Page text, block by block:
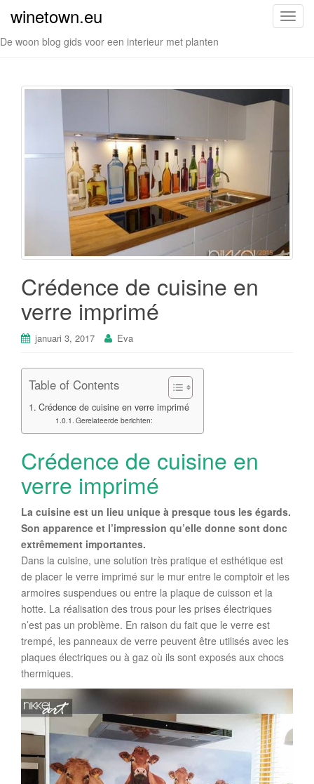
S
k
a
i
g
i
e
winetown.eu
De woon blog gids voor een interieur met planten
Crédence de cuisine en
verre imprimé
januari 3, 2017 Eva
Table of Contents
Crédence de cuisine en verre imprimé
Gerelateerde berichten:
Crédence de cuisine en
verre imprimé
La cuisine est un lieu unique à presque tous les égards.
Son apparence et l’impression qu’elle donne sont donc
extrêmement importantes.
Dans la cuisine, une solution très pratique et esthétique est
de placer le verre imprimé sur le mur entre le comptoir et les
armoires suspendues ou entre la plaque de cuisson et la
hotte. La réalisation des trous pour les prises électriques
n’est pas un problème. En raison du fait que le verre est
trempé, les panneaux de verre peuvent être utilisés avec les
plaques électriques ou à gaz où ils sont exposés aux chocs
thermiques.